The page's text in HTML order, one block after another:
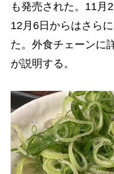
も発売された。11月
12月6日からはさら
た。外食チェーンに
が説明する。